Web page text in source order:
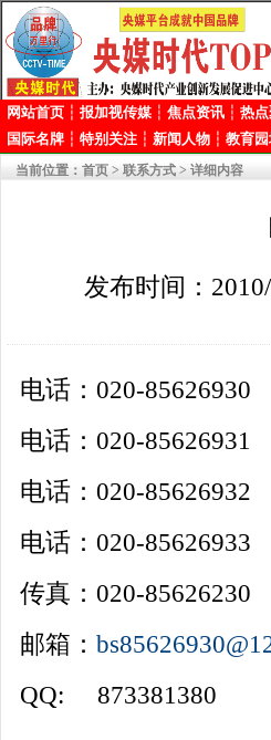
品牌万里行影响万里品牌影响力万里影响
网站首页 ┆ 报加视传媒 ┆ 焦点资讯 ┆ 热
国际名牌 ┆ 特别关注 ┆ 新闻人物 ┆ 教育
当前位置： 首页 > 联系方式 > 详细内容
发布时间：
电话：020-85626930
电话：020-85626931
电话：020-85626932
电话：020-85626933
传真：020-85626230
邮箱：
QQ: 873381380